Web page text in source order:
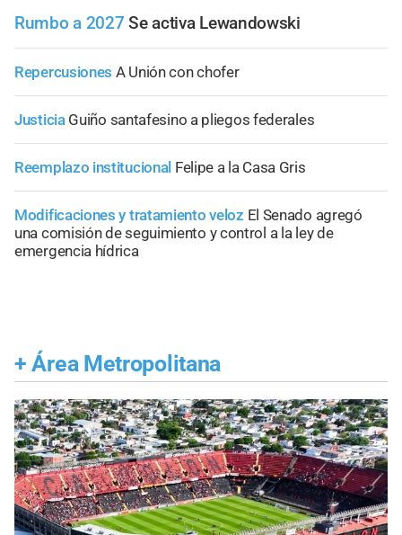
Rumbo a 2027 Se activa Lewandowski
Repercusiones A Unión con chofer
Justicia Guiño santafesino a pliegos federales
Reemplazo institucional Felipe a la Casa Gris
Modificaciones y tratamiento veloz El Senado agregó
una comisión de seguimiento y control a la ley de
emergencia hídrica
+ Área Metropolitana